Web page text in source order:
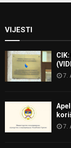
VIJESTI
7.
7.